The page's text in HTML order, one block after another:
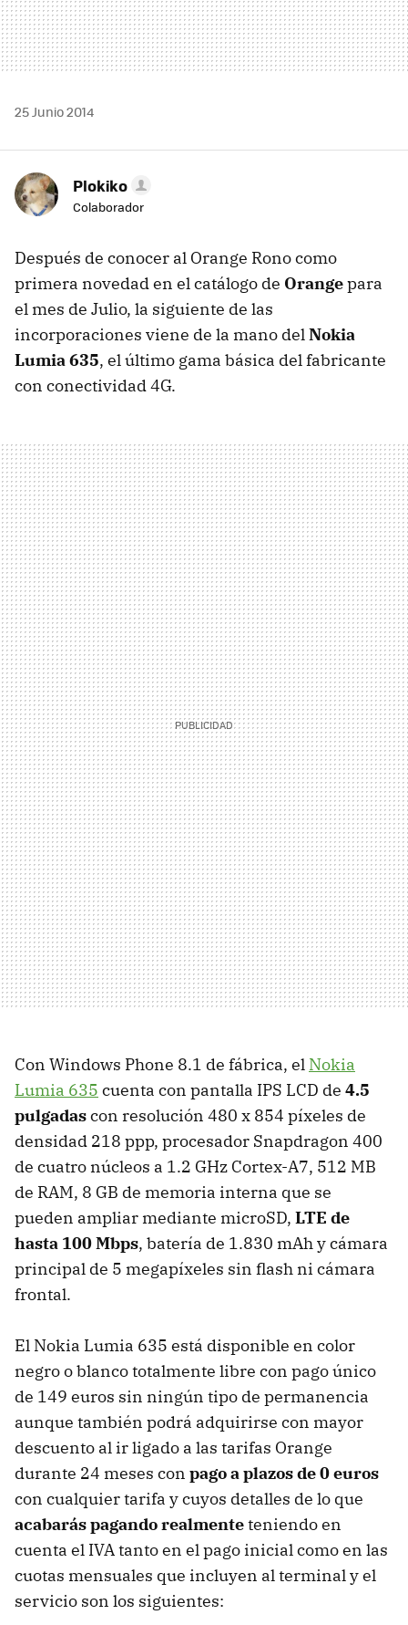
25 Junio 2014
Plokiko
Colaborador
Después de conocer al Orange Rono como
primera novedad en el catálogo de Orangepara
el mes de Julio, la siguiente de las
incorporaciones viene de la mano delNokia
Lumia 635, el último gama básica del fabricante
con conectividad 4G.
Con Windows Phone 8.1 de fábrica, el Nokia
Lumia 635 cuenta con pantalla IPS LCD de 4.5
pulgadascon resolución 480 x 854 píxeles de
densidad 218 ppp, procesador Snapdragon 400
de cuatro núcleos a 1.2 GHz Cortex-A7, 512 MB
de RAM, 8 GB de memoria interna que se
pueden ampliar mediante microSD, LTE de
hasta 100 Mbps, batería de 1.830 mAh y cámara
principal de 5 megapíxeles sin flash ni cámara
frontal.
El Nokia Lumia 635 está disponible en color
negro o blanco totalmente libre con pago único
de 149 euros sin ningún tipo de permanencia
aunque también podrá adquirirse con mayor
descuento al ir ligado a las tarifas Orange
durante 24 meses con pago a plazos de 0 euros
con cualquier tarifa y cuyos detalles de lo que
acabarás pagando realmenteteniendo en
cuenta el IVA tanto en el pago inicial como en las
cuotas mensuales que incluyen al terminal y el
servicio son los siguientes: